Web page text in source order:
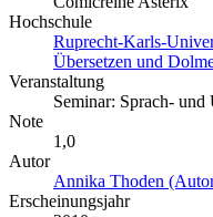
Hochschule
Ruprecht-Karls-
Übersetzen und
Veranstaltung
Seminar: Sprach- und
Note
1,0
Autor
Annika Thoden
Erscheinungsjahr